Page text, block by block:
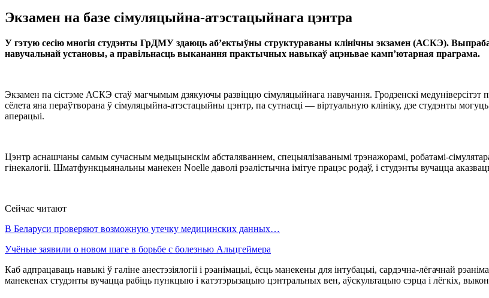
Экзамен на базе сімуляцыйна-атэстацыйнага цэнтра
У гэтую сесію многія студэнты ГрДМУ здаюць аб’ектыўны структураваны клінічны экзамен (АСКЭ).
навучальнай установы, а правільнасць выканання практычных навыкаў ацэньвае камп’ютарная праграма.
Экзамен па сістэме АСКЭ стаў магчымым дзякуючы развіццю сімуляцыйнага навучання. Гродзенскі
сёлета яна пераўтворана ў сімуляцыйна-атэстацыйны цэнтр, па сутнасці — віртуальную клініку, дзе студэнты
аперацыі.
Цэнтр аснашчаны самым сучасным медыцынскім абсталяваннем, спецыялізаванымі трэнажорамі, робатамі-
гінекалогіі. Шматфункцыянальны манекен Noelle даволі рэалістычна імітуе працэс родаў, і студэнты вучацца
Сейчас читают
В Беларуси проверяют возможную утечку медицинских данных…
Учёные заявили о новом шаге в борьбе с болезнью Альцгеймера
Каб адпрацаваць навыкі ў галіне анестэзіялогіі і рэанімацыі, ёсць манекены для інтубацыі, сардэчна-лёгачнай
манекенах студэнты вучацца рабіць пункцыю і катэтэрызацыю цэнтральных вен, аўскультацыю сэрца і лёгкіх,